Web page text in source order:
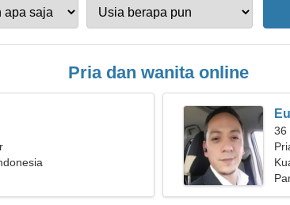
Pria dan wanita online
36